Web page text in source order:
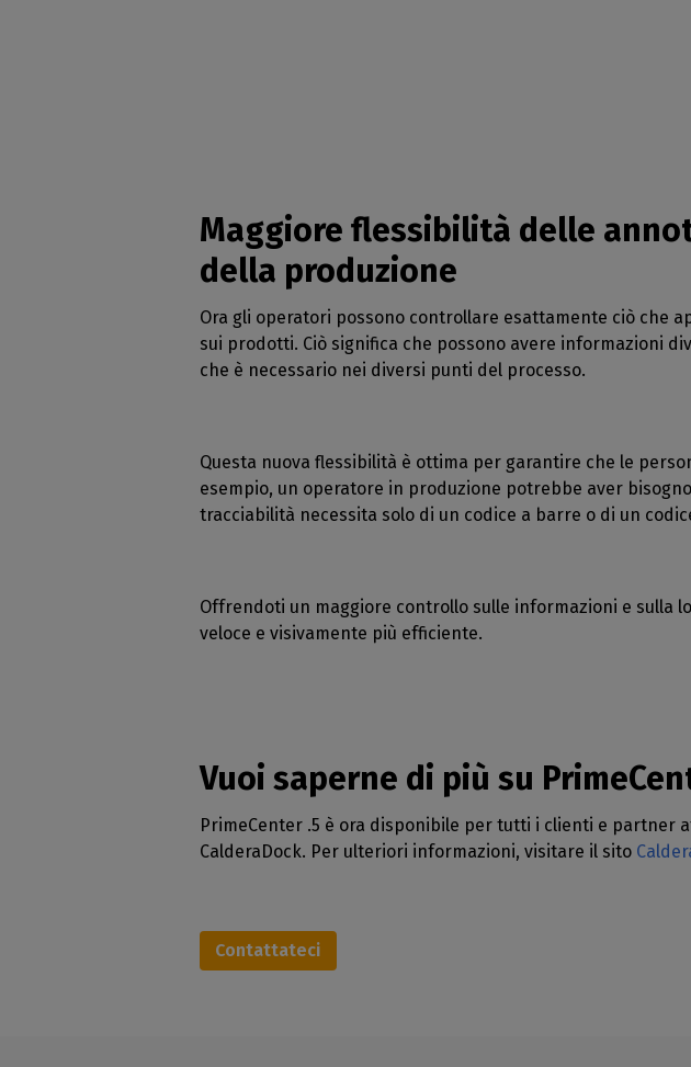
Maggiore flessibilità delle
della produzione
Ora gli operatori possono controllare esattamente ciò che
sui prodotti. Ciò significa che possono avere informazioni
che è necessario nei diversi punti del processo.
Questa nuova flessibilità è ottima per garantire che le
esempio, un operatore in produzione potrebbe aver
tracciabilità necessita solo di un codice a barre o di un
Offrendoti un maggiore controllo sulle informazioni e sulla
veloce e visivamente più efficiente.
Vuoi saperne di più su
PrimeCenter .5 è ora disponibile per tutti i clienti e partner
CalderaDock. Per ulteriori informazioni, visitare il sito
Contattateci